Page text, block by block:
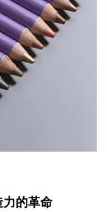
眼影盘的兴起